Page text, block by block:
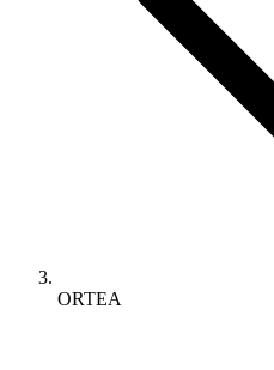
ORTEA